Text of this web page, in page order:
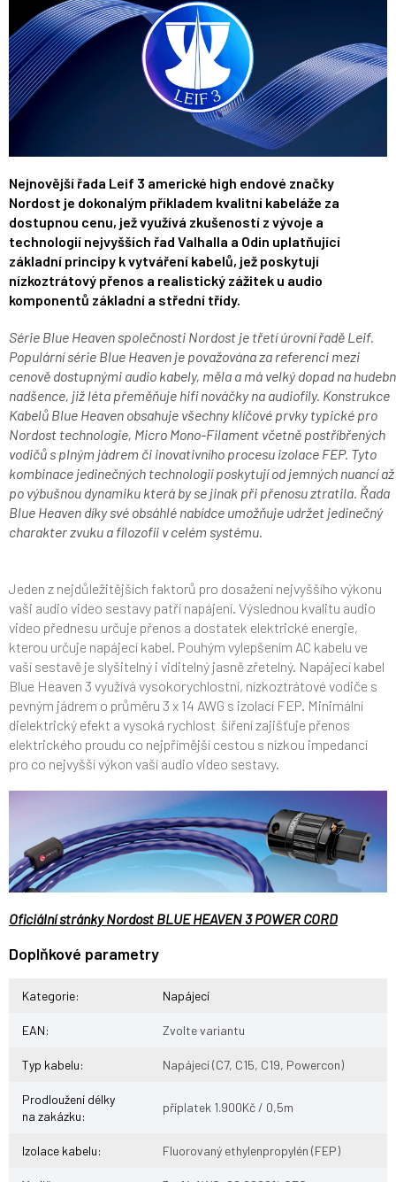
Nejnovější řada Leif 3 americké high endové značky
Nordost je dokonalým příkladem kvalitní kabeláže za
dostupnou cenu, jež využívá zkušeností z vývoje a
technologií nejvyšších řad Valhalla a Odin uplatňující
základní principy k vytváření kabelů, jež poskytují
nízkoztrátový přenos a realistický zážitek u audio
komponentů základní a střední třídy.
Série Blue Heaven společnosti Nordost je třetí úrovní řadě Leif.
Populární série Blue Heaven je považována za referenci mezi
cenově dostupnými audio kabely, měla a má velký dopad na
nadšence, již léta přeměňuje hifi nováčky na audiofily. Konstrukce
Kabelů Blue Heaven obsahuje všechny klíčové prvky typické pro
Nordost technologie, Micro Mono-Filament včetně postříbřených
vodičů s plným jádrem či inovativního procesu izolace FEP. Tyto
kombinace jedinečných technologií poskytují od jemných nuancí až
po výbušnou dynamiku která by se jinak při přenosu ztratila. Řada
Blue Heaven díky své obsáhlé nabídce umožňuje udržet jedinečný
charakter zvuku a filozofii v celém systému.
Jeden z nejdůležitějších faktorů pro dosažení nejvyššího výkonu
vaši audio video sestavy patří napájení. Výslednou kvalitu audio
video přednesu určuje přenos a dostatek elektrické energie,
kterou určuje napájecí kabel. Pouhým vylepšením AC kabelu ve
vaší sestavě je slyšitelný i viditelný jasně zřetelný. Napájecí kabel
Blue Heaven 3 využívá vysokorychlostní, nízkoztrátové vodiče s
pevným jádrem o průměru 3 x 14 AWG s izolací FEP. Minimální
dielektrický efekt a vysoká rychlost šíření zajišťuje přenos
elektrického proudu co nejpřímější cestou s nízkou impedancí
pro co nejvyšší výkon vaší audio video sestavy.
Oficiální stránky Nordost BLUE HEAVEN 3 POWER CORD
Doplňkové parametry
Kategorie: Napájecí
EAN: Zvolte variantu
Typ kabelu: Napájecí (C7, C15, C19, Powercon)
Prodloužení délky
na zakázku:
příplatek 1.900Kč / 0,5m
Izolace kabelu: Fluorovaný ethylenpropylén (FEP)